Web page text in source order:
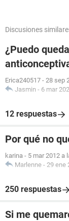
Discusiones
¿Puedo
Erica240517 - 28 sep
Jasmin - 6 mar
12 respuestas
Por qué no
karina - 5 mar 2012 a
Marlenne - 29 ene
250 respuestas
Si me